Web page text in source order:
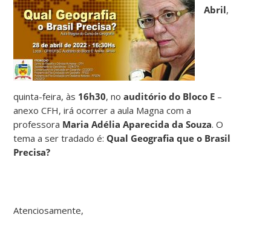
Abril,
quinta-feira, às 16h30, noauditório do Bloco E –
anexo CFH, irá ocorrer a aula Magna com a
professora Maria Adélia Aparecida da Souza. O
tema a ser tradado é: Qual Geografia que o Brasil
Precisa?
Atenciosamente,